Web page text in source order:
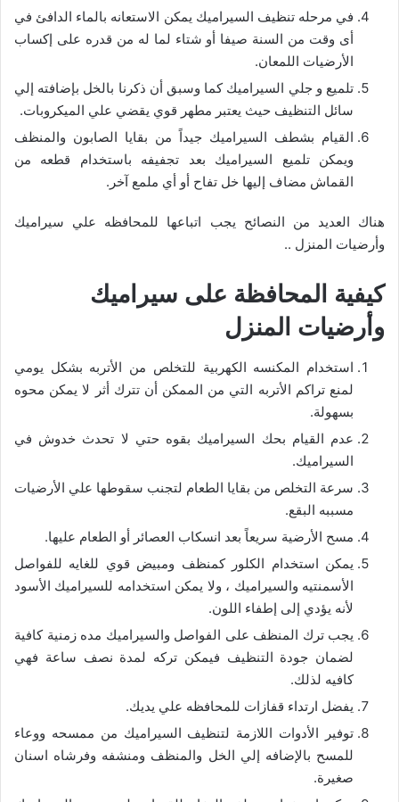
في مرحله تنظيف السيراميك يمكن الاستعانه بالماء الدافئ في
أى وقت من السنة صيفا أو شتاء لما له من قدره على إكساب
الأرضيات اللمعان.
تلميع و جلي السيراميك كما وسبق أن ذكرنا بالخل بإضافته إلي
سائل التنظيف حيث يعتبر مطهر قوي يقضي علي الميكروبات.
القيام بشطف السيراميك جيداً من بقايا الصابون والمنظف
ويمكن تلميع السيراميك بعد تجفيفه باستخدام قطعه من
القماش مضاف إليها خل تفاح أو أي ملمع آخر.
هناك العديد من النصائح يجب اتباعها للمحافظه علي سيراميك
وأرضيات المنزل ..
كيفية المحافظة على سيراميك
وأرضيات المنزل
استخدام المكنسه الكهربية للتخلص من الأتربه بشكل يومي
لمنع تراكم الأتربه التي من الممكن أن تترك أثر لا يمكن محوه
بسهولة.
عدم القيام بحك السيراميك بقوه حتي لا تحدث خدوش في
السيراميك.
سرعة التخلص من بقايا الطعام لتجنب سقوطها علي الأرضيات
مسببه البقع.
مسح الأرضية سريعاً بعد انسكاب العصائر أو الطعام عليها.
يمكن استخدام الكلور كمنظف ومبيض قوي للغايه للفواصل
الأسمنتيه والسيراميك ، ولا يمكن استخدامه للسيراميك الأسود
لأنه يؤدي إلى إطفاء اللون.
يجب ترك المنظف على الفواصل والسيراميك مده زمنية كافية
لضمان جودة التنظيف فيمكن تركه لمدة نصف ساعة فهي
كافيه لذلك.
يفضل ارتداء قفازات للمحافظه علي يديك.
توفير الأدوات اللازمة لتنظيف السيراميك من ممسحه ووعاء
للمسح بالإضافه إلي الخل والمنظف ومنشفه وفرشاه اسنان
صغيرة.